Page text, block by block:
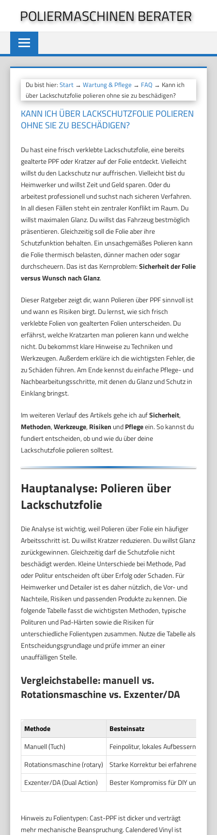
springen
POLIERMASCHINEN BERATER
Du bist hier:Start →Wartung & Pflege → FAQ → Kann ich
über Lackschutzfolie polieren ohne sie zu beschädigen?
KANN ICH ÜBER LACKSCHUTZFOLIE POLIEREN
OHNE SIE ZU BESCHÄDIGEN?
Du hast eine frisch verklebte Lackschutzfolie, eine bereits
gealterte PPF oder Kratzer auf der Folie entdeckt. Vielleicht
willst du den Lackschutz nur auffrischen. Vielleicht bist du
Heimwerker und willst Zeit und Geld sparen. Oder du
arbeitest professionell und suchst nach sicheren Verfahren.
In all diesen Fällen steht ein zentraler Konflikt im Raum. Du
willst maximalen Glanz. Du willst das Fahrzeug bestmöglich
präsentieren. Gleichzeitig soll die Folie aber ihre
Schutzfunktion behalten. Ein unsachgemäßes Polieren kann
die Folie thermisch belasten, dünner machen oder sogar
durchscheuern. Das ist das Kernproblem:Sicherheit der Folie
versus Wunsch nach Glanz.
Dieser Ratgeber zeigt dir, wann Polieren über PPF sinnvoll ist
und wann es Risiken birgt. Du lernst, wie sich frisch
verklebte Folien von gealterten Folien unterscheiden. Du
erfährst, welche Kratzarten man polieren kann und welche
nicht. Du bekommst klare Hinweise zu Techniken und
Werkzeugen. Außerdem erkläre ich die wichtigsten Fehler, die
zu Schäden führen. Am Ende kennst du einfache Pflege- und
Nachbearbeitungsschritte, mit denen du Glanz und Schutz in
Einklang bringst.
Im weiteren Verlauf des Artikels gehe ich aufSicherheit,
Methoden,Werkzeuge, Risiken undPflegeein. So kannst du
fundiert entscheiden, ob und wie du über deine
Lackschutzfolie polieren solltest.
Hauptanalyse: Polieren über
Lackschutzfolie
Die Analyse ist wichtig, weil Polieren über Folie ein häufiger
Arbeitsschritt ist. Du willst Kratzer reduzieren. Du willst Glanz
zurückgewinnen. Gleichzeitig darf die Schutzfolie nicht
beschädigt werden. Kleine Unterschiede bei Methode, Pad
oder Politur entscheiden oft über Erfolg oder Schaden. Für
Heimwerker und Detailer ist es daher nützlich, die Vor- und
Nachteile, Risiken und passenden Produkte zu kennen. Die
folgende Tabelle fasst die wichtigsten Methoden, typische
Polituren und Pad-Härten sowie die Risiken für
unterschiedliche Folientypen zusammen. Nutze die Tabelle als
Entscheidungsgrundlage und prüfe immer an einer
unauffälligen Stelle.
Vergleichstabelle: manuell vs.
Rotationsmaschine vs. Exzenter/DA
Methode
Besteinsatz
Manuell (Tuch)
Feinpolitur, lokales Aufbessern,
Rotationsmaschine (rotary)
Starke Korrektur bei erfahrenen
Exzenter/DA (Dual Action)
Bester Kompromiss für DIY und
Hinweis zu Folientypen: Cast-PPF ist dicker und verträgt
mehr mechanische Beanspruchung. Calendered Vinyl ist